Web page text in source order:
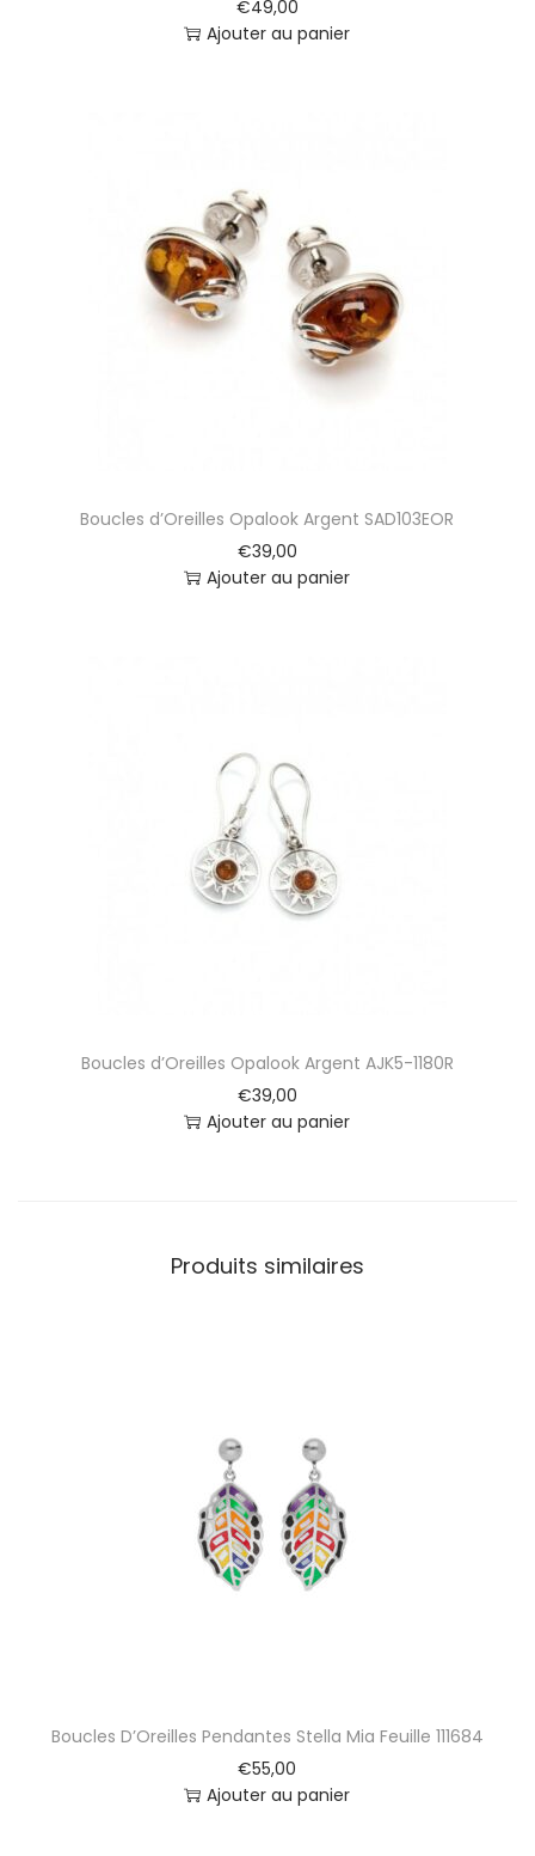
€49,00
Ajouter au panier
Boucles d’Oreilles Opalook Argent SAD103EOR
€39,00
Ajouter au panier
Boucles d’Oreilles Opalook Argent AJK5-1180R
€39,00
Ajouter au panier
Produits similaires
Boucles D’Oreilles Pendantes Stella Mia Feuille 111684
€55,00
Ajouter au panier